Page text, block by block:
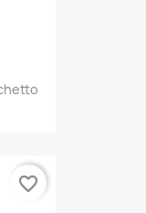
favorite_border